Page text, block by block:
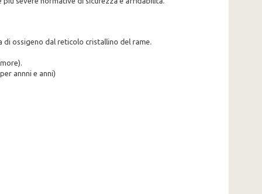
ossigeno dal reticolo cristallino del rame.
annni e anni)